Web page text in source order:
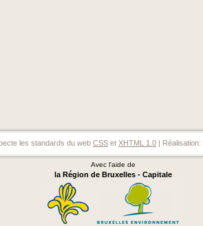
les standards du web CSS et XHTML 1.0 | Réalisation:
Avec l'aide de
la Région de Bruxelles - Capitale